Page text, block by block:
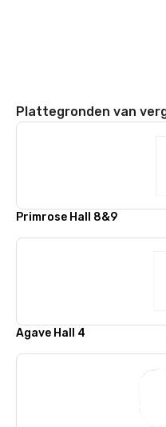
Plattegronden van
Primrose Hall 8&9
Agave Hall 4